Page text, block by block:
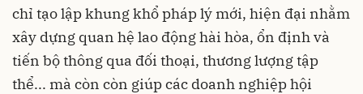
chỉ tạo lập khung khổ pháp lý mới, hiện đại nhằm
xây dựng quan hệ lao động hài hòa, ổn định và
tiến bộ thông qua đối thoại, thương lượng tập
thể... mà còn còn giúp các doanh nghiệp hội